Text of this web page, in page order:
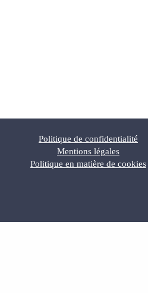
Politique de confidentialité
Mentions légales
Politique en matière de cookies